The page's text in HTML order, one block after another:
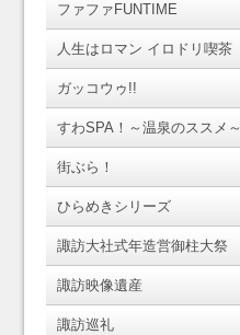
ファファFUNTIME
人生はロマン イロドリ喫茶
ガッコウゥ!!
すわSPA！～温泉のススメ～
街ぶら！
ひらめきシリーズ
諏訪大社式年造営御柱大祭
諏訪映像遺産
諏訪巡礼